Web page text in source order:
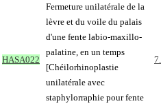
HASA022
Fermeture unilatérale de la
lèvre et du voile du palais
d'une fente labio-maxillo-
palatine, en un temps
[Chéilorhinoplastie
unilatérale avec
staphylorraphie pour fente